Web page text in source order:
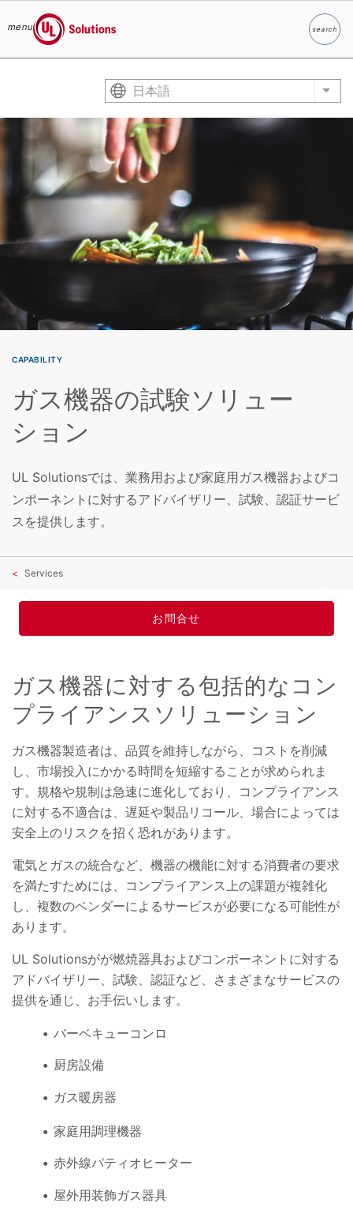
menu
UL Solutions
search
検索
日本語 List
CAPABILITY
ガス機器の試験ソリュー
ション
UL Solutionsでは、業務用および家庭用ガス機器およびコ
ンポーネントに対するアドバイザリー、試験、認証サービ
スを提供します。
Services
お問合せ
ガス機器に対する包括的なコン
プライアンスソリューション
ガス機器製造者は、品質を維持しながら、コストを削減
し、市場投入にかかる時間を短縮することが求められま
す。規格や規制は急速に進化しており、コンプライアンス
に対する不適合は、遅延や製品リコール、場合によっては
安全上のリスクを招く恐れがあります。
電気とガスの統合など、機器の機能に対する消費者の要求
を満たすためには、コンプライアンス上の課題が複雑化
し、複数のベンダーによるサービスが必要になる可能性が
あります。
UL Solutionsがが燃焼器具およびコンポーネントに対する
アドバイザリー、試験、認証など、さまざまなサービスの
提供を通じ、お手伝いします。
バーベキューコンロ
厨房設備
ガス暖房器
家庭用調理機器
赤外線パティオヒーター
屋外用装飾ガス器具